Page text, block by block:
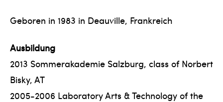
Geboren in 1983 in Deauville, Frankreich
Ausbildung
2013 Sommerakademie Salzburg, class of Norbert
Bisky, AT
2005-2006 Laboratory Arts & Technology of the